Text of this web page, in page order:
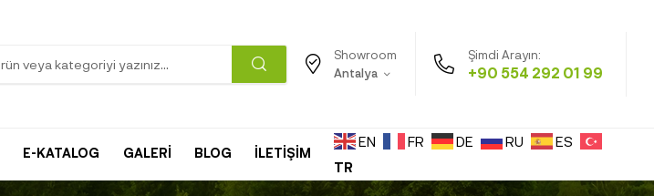
Showroom
Antalya
Şimdi Arayın:
+90 554 292 01 99
E-KATALOG GALERİ BLOG İLETİŞİM
EN FR DE RU
ES
TR